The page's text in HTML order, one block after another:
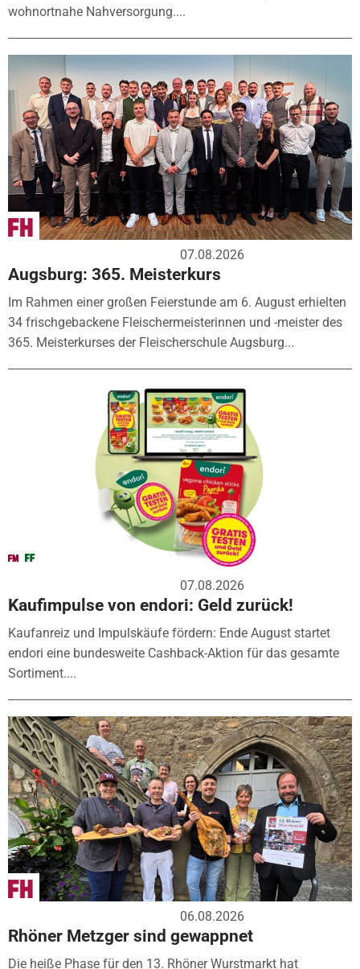
wohnortnahe Nahversorgung....
07.08.2026
Augsburg: 365. Meisterkurs
Im Rahmen einer großen Feierstunde am 6. August erhielten
34 frischgebackene Fleischermeisterinnen und -meister des
365. Meisterkurses der Fleischerschule Augsburg...
07.08.2026
Kaufimpulse von endori: Geld zurück!
Kaufanreiz und Impulskäufe fördern: Ende August startet
endori eine bundesweite Cashback-Aktion für das gesamte
Sortiment....
06.08.2026
Rhöner Metzger sind gewappnet
Die heiße Phase für den 13. Rhöner Wurstmarkt hat